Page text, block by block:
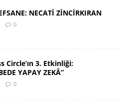
NECATİ ZİNCİRKIRAN
0
Circle’ın 3. Etkinliği:
YAPAY ZEKÂ”
0